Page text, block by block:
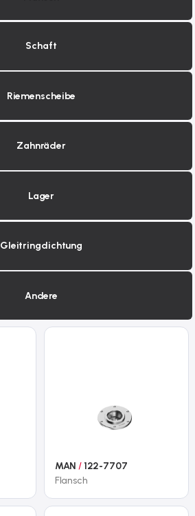
Schaft
Riemenscheibe
Zahnräder
Lager
Gleitringdichtung
Andere
MAN/122-7707
Flansch